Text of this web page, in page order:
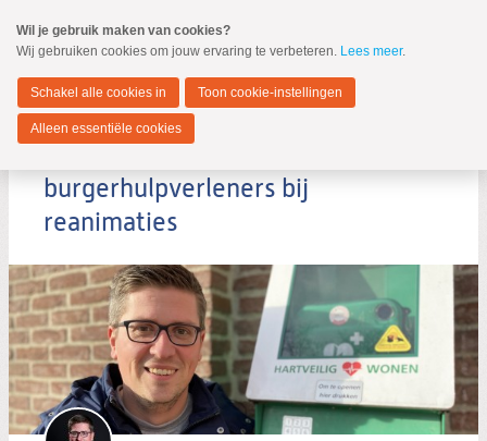
naar
Spring
de
inhoud
Spring
naar
hoofdmenu
Hendrik-Ido-Ambacht
MENU
Zoeken:
Zoeken
burgerhulpverleners bij
reanimaties
Wil je gebruik maken van cookies?
Wij gebruiken cookies om jouw ervaring te verbeteren. Lees meer.
Schakel alle cookies in Toon cookie-instellingen
Alleen essentiële cookies